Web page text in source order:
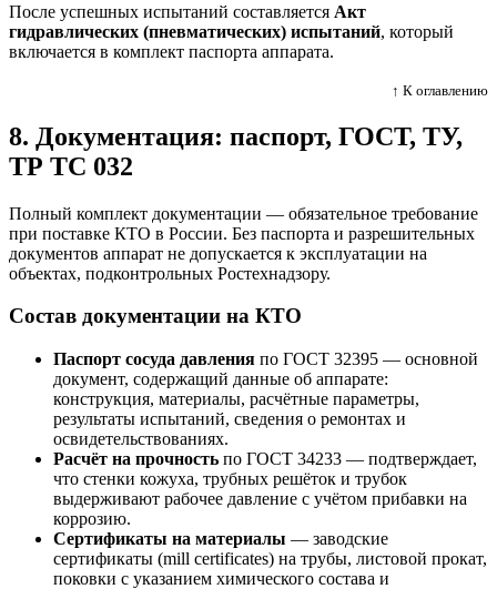
После успешных испытаний составляется Акт
гидравлических (пневматических) испытаний, который
включается в комплект паспорта аппарата.
↑ К оглавлению
8. Документация: паспорт, ГОСТ, ТУ,
ТР ТС 032
Полный комплект документации — обязательное требование
при поставке КТО в России. Без паспорта и разрешительных
документов аппарат не допускается к эксплуатации на
объектах, подконтрольных Ростехнадзору.
Состав документации на КТО
Паспорт сосуда давления по ГОСТ 32395 — основной
документ, содержащий данные об аппарате:
конструкция, материалы, расчётные параметры,
результаты испытаний, сведения о ремонтах и
освидетельствованиях.
Расчёт на прочность по ГОСТ 34233 — подтверждает,
что стенки кожуха, трубных решёток и трубок
выдерживают рабочее давление с учётом прибавки на
коррозию.
Сертификаты на материалы — заводские
сертификаты (mill certificates) на трубы, листовой прокат,
поковки с указанием химического состава и